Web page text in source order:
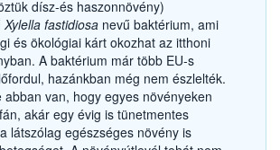
dísz-és haszonnövény)
Xylella fastidiosa nevű baktérium, ami
és ökológiai kárt okozhat az itthoni
A baktérium már több EU-s
hazánkban még nem észlelték.
abban van, hogy egyes növényeken
akár egy évig is tünetmentes
látszólag egészséges növény is